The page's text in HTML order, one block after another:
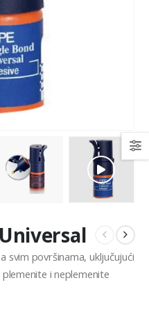
svim površinama, uključujući
i neplemenite